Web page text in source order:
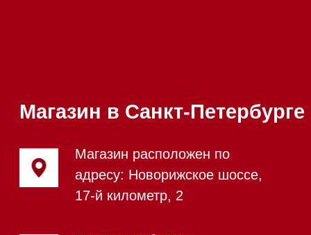
Посудомоечные машины 60 см
Посудомоечные машины
Сушильные машины
Стиральные машины